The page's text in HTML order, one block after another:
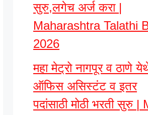
सुरु,लगेच अर्ज करा |
Maharashtra Talathi
2026
महा मेट्रो नागपूर व ठाणे
ऑफिस असिस्टंट व इतर
पदांसाठी मोठी भरती सुरु |